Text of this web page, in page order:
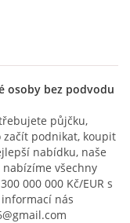
osoby bez podvodu
půjčku,
podnikat, koupit
nabídku, naše
nabízíme všechny
000 000 Kč/EUR s
nás